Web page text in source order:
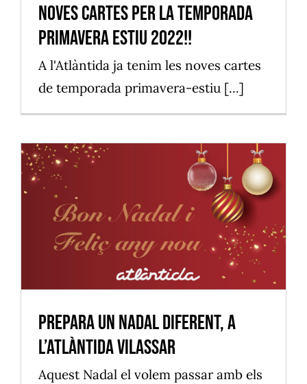
Noves cartes per la temporada
primavera estiu 2022!!
A l'Atlàntida ja tenim les noves cartes
de temporada primavera-estiu [...]
Prepara un Nadal diferent, a
l’Atlàntida Vilassar
Vilassar de Mar
Prepara un Nadal diferent, a
l’Atlàntida Vilassar
Aquest Nadal el volem passar amb els